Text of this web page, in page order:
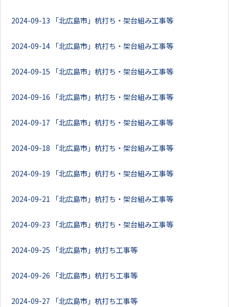
2024-09-13 「北広島市」杭打ち・架台組み工事等
2024-09-14 「北広島市」杭打ち・架台組み工事等
2024-09-15 「北広島市」杭打ち・架台組み工事等
2024-09-16 「北広島市」杭打ち・架台組み工事等
2024-09-17 「北広島市」杭打ち・架台組み工事等
2024-09-18 「北広島市」杭打ち・架台組み工事等
2024-09-19 「北広島市」杭打ち・架台組み工事等
2024-09-21 「北広島市」杭打ち・架台組み工事等
2024-09-23 「北広島市」杭打ち・架台組み工事等
2024-09-25 「北広島市」杭打ち工事等
2024-09-26 「北広島市」杭打ち工事等
2024-09-27 「北広島市」杭打ち工事等